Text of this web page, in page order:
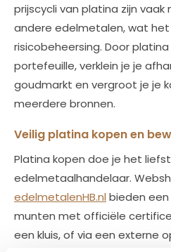
prijscycli van platina zijn vaak
andere edelmetalen, wat
risicobeheersing. Door
portefeuille, verklein je je
goudmarkt en vergroot je je
meerdere bronnen.
Veilig platina kopen en
Platina kopen doe je het
edelmetaalhandelaar.
edelmetalenHB.nl bieden
munten met officiële
een kluis, of via een externe